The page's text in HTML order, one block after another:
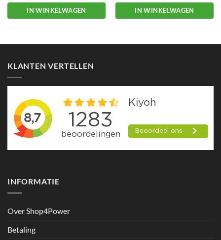
IN WINKELWAGEN IN WINKELWAGEN
KLANTEN VERTELLEN
INFORMATIE
Over Shop4Power
Betaling